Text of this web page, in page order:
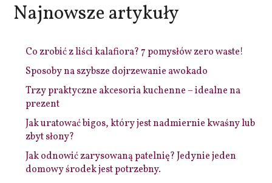
Najnowsze artykuły
Co zrobić z liści kalafiora? 7 pomysłów zero waste!
Sposoby na szybsze dojrzewanie awokado
Trzy praktyczne akcesoria kuchenne – idealne na
prezent
Jak uratować bigos, który jest nadmiernie kwaśny lub
zbyt słony?
Jak odnowić zarysowaną patelnię? Jedynie jeden
domowy środek jest potrzebny.